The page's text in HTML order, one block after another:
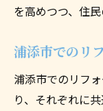
機能性
快適性
最新の
まい
を高めつつ、住
浦添市でのリ
浦添市でのリフ
り、それぞれに